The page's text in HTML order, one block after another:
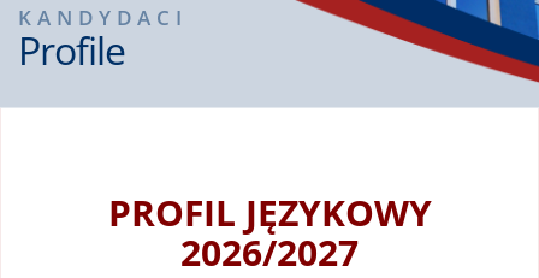
KANDYDACI
Profile
PROFIL JĘZYKOWY
2026/2027